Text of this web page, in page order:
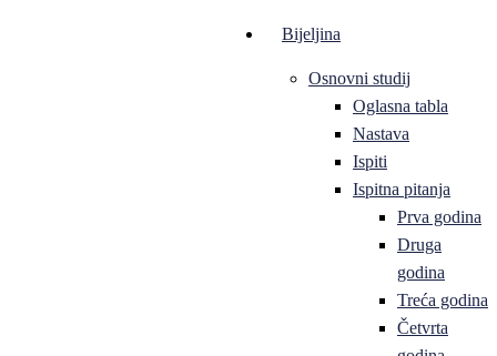
Bijeljina
Osnovni studij
Oglasna tabla
Nastava
Ispiti
Ispitna pitanja
Prva godina
Druga
godina
Treća godina
Četvrta